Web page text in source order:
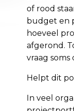
of rood
budget en
hoeveel
afgerond.
vraag
Helpt dit
In veel